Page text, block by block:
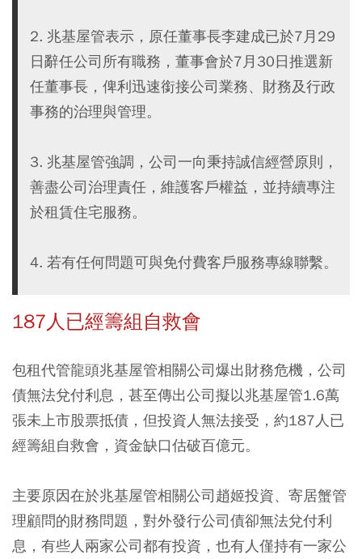
2. 兆基屋管表示，原任董事長李建成已於7月29
日辭任公司所有職務，董事會於7月30日推選新
任董事長，俾利迅速銜接公司業務、財務及行政
事務的治理與管理。
3. 兆基屋管強調，公司一向秉持誠信經營原則，
善盡公司治理責任，維護客戶權益，並持續專注
於租賃住宅服務。
4. 若有任何問題可與免付費客戶服務專線聯繫。
187人已經籌組自救會
包租代管龍頭兆基屋管相關公司爆出財務危機，公司
債無法兌付利息，甚至傳出公司擬以兆基屋管1.6萬
張未上市股票抵債，但投資人無法接受，約187人已
經籌組自救會，資金缺口估破百億元。
主要原因在於兆基屋管相關公司趙姬投資、寄居蟹管
理顧問的財務問題，對外發行公司債卻無法兌付利
息，有些人兩家公司都有投資，也有人僅持有一家公